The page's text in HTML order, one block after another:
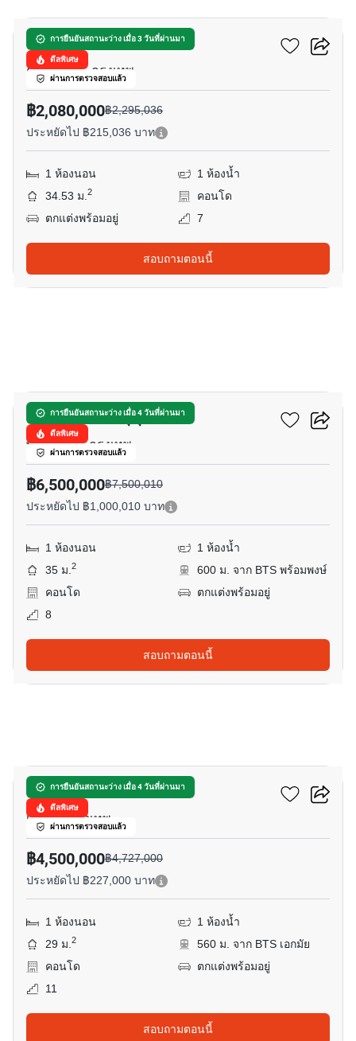
การยืนยันสถานะว่าง เมื่อ 3 วันที่ผ่านมา
ดีลพิเศษ
ผ่านการตรวจสอบแล้ว
แอทโมซ แจ้งวัฒนะ
คลองเกลือ, กรุงเทพ
฿2,080,000฿2,295,036
ประหยัดไป ฿215,036 บาท
1 ห้องนอน
1 ห้องน้ำ
34.53 ม.2
คอนโด
ตกแต่งพร้อมอยู่
7
สอบถามตอนนี้
การยืนยันสถานะว่าง เมื่อ 4 วันที่ผ่านมา
ดีลพิเศษ
ผ่านการตรวจสอบแล้ว
โนเบิล บีอี 33 สุขุมวิท
พร้อมพงษ์, กรุงเทพ
฿6,500,000฿7,500,010
ประหยัดไป ฿1,000,010 บาท
1 ห้องนอน
1 ห้องน้ำ
35 ม.2
600 ม. จาก BTS พร้อมพงษ์
คอนโด
ตกแต่งพร้อมอยู่
8
สอบถามตอนนี้
การยืนยันสถานะว่าง เมื่อ 4 วันที่ผ่านมา
ดีลพิเศษ
ผ่านการตรวจสอบแล้ว
มารุ เอกมัย 2
เอกมัย, กรุงเทพ
฿4,500,000฿4,727,000
ประหยัดไป ฿227,000 บาท
1 ห้องนอน
1 ห้องน้ำ
29 ม.2
560 ม. จาก BTS เอกมัย
คอนโด
ตกแต่งพร้อมอยู่
11
สอบถามตอนนี้